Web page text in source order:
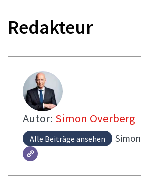
Redakteur
Autor: Simon Overberg
Alle Beiträge ansehen Simon